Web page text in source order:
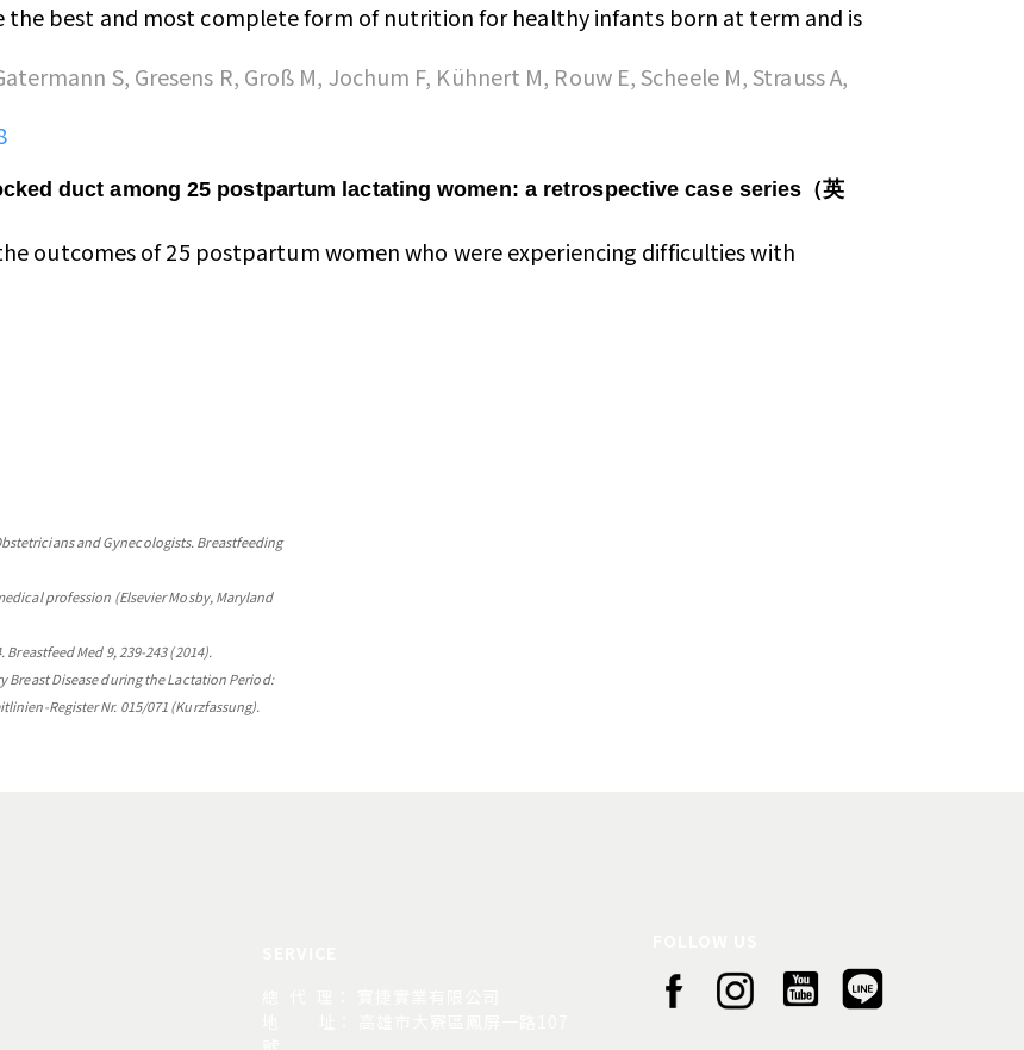
the best and most complete form of nutrition for healthy infants born at term and is
S, Gresens R, Groß M, Jochum F, Kühnert M, Rouw E, Scheele M, Strauss A,
duct among 25 postpartum lactating women: a retrospective case series（英
outcomes of 25 postpartum women who were experiencing difficulties with
and Gynecologists. Breastfeeding
profession (Elsevier Mosby, Maryland
Med 9, 239-243 (2014).
Disease during the Lactation Period:
Register Nr. 015/071 (Kurzfassung).